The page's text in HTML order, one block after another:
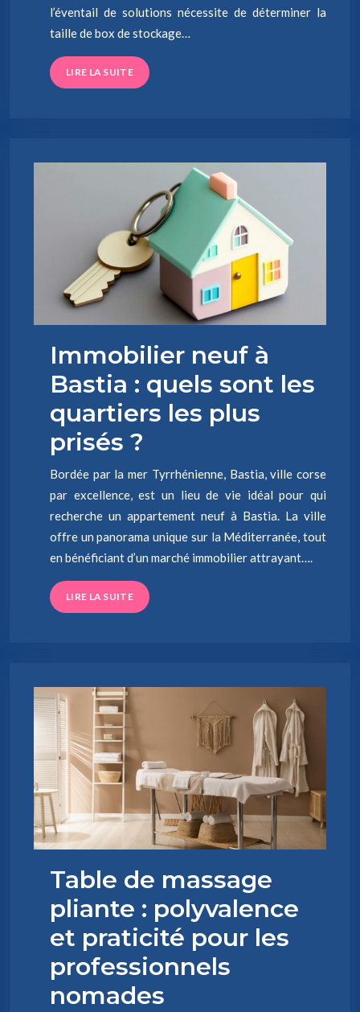
l’éventail de solutions nécessite de déterminer la
taille de box de stockage…
LIRE LA SUITE
Immobilier neuf à
Bastia : quels sont les
quartiers les plus
prisés ?
Bordée par la mer Tyrrhénienne, Bastia, ville corse
par excellence, est un lieu de vie idéal pour qui
recherche un appartement neuf à Bastia. La ville
offre un panorama unique sur la Méditerranée, tout
en bénéficiant d’un marché immobilier attrayant….
LIRE LA SUITE
Table de massage
pliante : polyvalence
et praticité pour les
professionnels
nomades